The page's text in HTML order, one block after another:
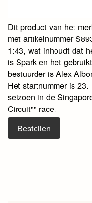
Dit product van het
met artikelnummer
1:43, wat inhoudt dat
is Spark en het
bestuurder is Alex
Het startnummer is
seizoen in de
Circuit"" race.
Bestellen